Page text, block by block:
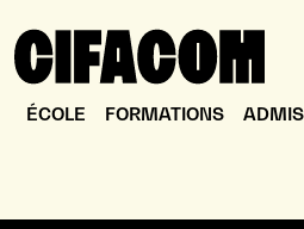
ÉCOLE FORMATIONS